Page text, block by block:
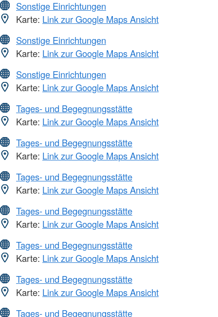
Sonstige Einrichtungen
Karte: Link zur Google Maps Ansicht
Sonstige Einrichtungen
Karte: Link zur Google Maps Ansicht
Sonstige Einrichtungen
Karte: Link zur Google Maps Ansicht
Tages- und Begegnungsstätte
Karte: Link zur Google Maps Ansicht
Tages- und Begegnungsstätte
Karte: Link zur Google Maps Ansicht
Tages- und Begegnungsstätte
Karte: Link zur Google Maps Ansicht
Tages- und Begegnungsstätte
Karte: Link zur Google Maps Ansicht
Tages- und Begegnungsstätte
Karte: Link zur Google Maps Ansicht
Tages- und Begegnungsstätte
Karte: Link zur Google Maps Ansicht
Tages- und Begegnungsstätte